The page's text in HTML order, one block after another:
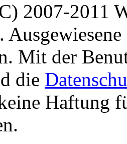
2007-2011
Mit der
die
Haftung